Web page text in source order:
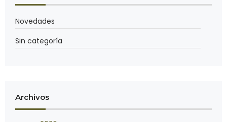
Novedades
Sin categoría
Archivos